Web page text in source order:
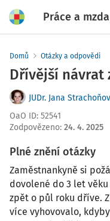
Práce a mzda
Domů Otázky a odpovědi
Dřívější návrat
JUDr. Jana
OaO ID: 52541
Zodpovězeno: 24. 4. 2025
Plné znění otázky
Zaměstnankyně si
dovolené do 3 let
zpět o půl roku dříve.
více vyhovovalo,